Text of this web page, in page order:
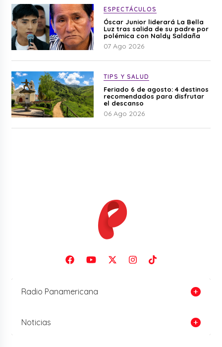
ESPECTÁCULOS
Óscar Junior liderará La Bella
Luz tras salida de su padre por
polémica con Naldy Saldaña
07 Ago 2026
TIPS Y SALUD
Feriado 6 de agosto: 4 destinos
recomendados para disfrutar
el descanso
06 Ago 2026
Radio Panamericana
Noticias